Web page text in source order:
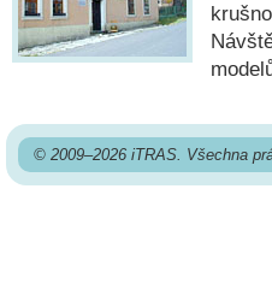
© 2009–2026 iTRAS. Všechna